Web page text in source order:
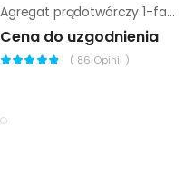
Agregat prądotwórczy 1-fazowy Chicago Pneumatic cppg 3P Std
Cena do uzgodnienia
( 86 Opinii )